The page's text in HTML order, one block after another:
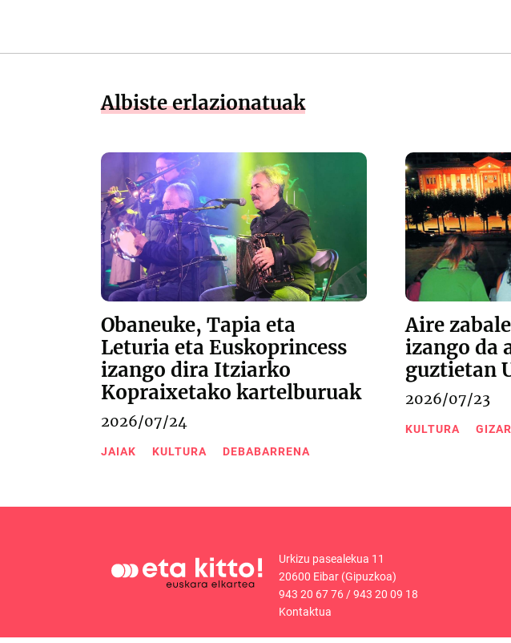
Albiste erlazionatuak
Obaneuke, Tapia eta
Leturia eta Euskoprincess
izango dira Itziarko
Kopraixetako kartelburuak
2026/07/24
JAIAK KULTURA DEBABARRENA
Aire
izango da
guztietan
2026/07/23
KULTURA
Urkizu pasealekua 11
20600 Eibar (Gipuzkoa)
943 20 67 76/943 20 09 18
Kontaktua